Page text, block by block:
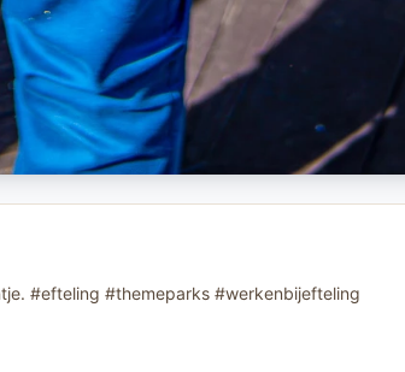
#efteling #themeparks #werkenbijefteling